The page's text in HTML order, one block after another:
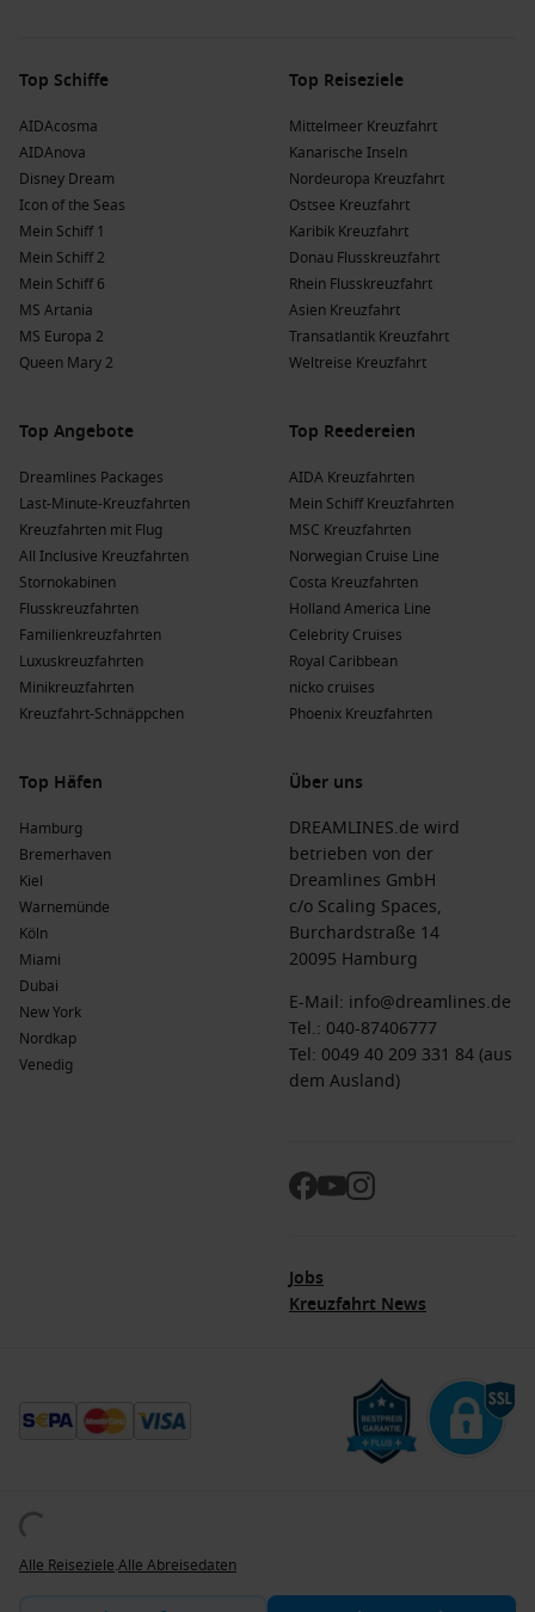
Alle Reiseziele.Alle Abreisedaten
Top Schiffe
AIDAcosma
AIDAnova
Disney Dream
Icon of the Seas
Mein Schiff 1
Mein Schiff 2
Mein Schiff 6
MS Artania
MS Europa 2
Queen Mary 2
Top Reiseziele
Mittelmeer Kreuzfahrt
Kanarische Inseln
Nordeuropa Kreuzfahrt
Ostsee Kreuzfahrt
Karibik Kreuzfahrt
Donau Flusskreuzfahrt
Rhein Flusskreuzfahrt
Asien Kreuzfahrt
Transatlantik Kreuzfahrt
Weltreise Kreuzfahrt
Top Angebote
Dreamlines Packages
Last-Minute-Kreuzfahrten
Kreuzfahrten mit Flug
All Inclusive Kreuzfahrten
Stornokabinen
Flusskreuzfahrten
Familienkreuzfahrten
Luxuskreuzfahrten
Minikreuzfahrten
Kreuzfahrt-Schnäppchen
Top Reedereien
AIDA Kreuzfahrten
Mein Schiff Kreuzfahrten
MSC Kreuzfahrten
Norwegian Cruise Line
Costa Kreuzfahrten
Holland America Line
Celebrity Cruises
Royal Caribbean
nicko cruises
Phoenix Kreuzfahrten
Top Häfen
Hamburg
Bremerhaven
Kiel
Warnemünde
Köln
Miami
Dubai
New York
Nordkap
Venedig
Über uns
DREAMLINES.de wird
betrieben von der
Dreamlines GmbH
c/o Scaling Spaces,
Burchardstraße 14
20095 Hamburg
E-Mail: info@dreamlines.de
Tel.: 040-87406777
Tel: 0049 40 209 331 84 (aus
dem Ausland)
Jobs
Kreuzfahrt News
sind urheberrechtlich geschützt und dürfen nicht ohne Erlaubnis verwendet werden.